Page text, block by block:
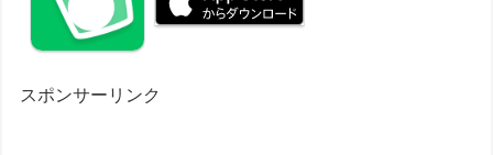
スポンサーリンク